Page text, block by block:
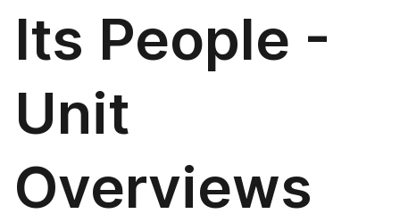
Its People -
Unit
Overviews